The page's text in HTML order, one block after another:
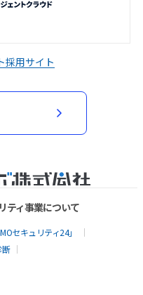
採用サイト
ティ事業について
セキュリティ24」